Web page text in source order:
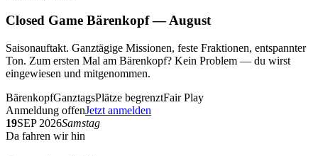
Closed Game Bärenkopf — August
Saisonauftakt. Ganztägige Missionen, feste Fraktionen, entspannter
Ton. Zum ersten Mal am Bärenkopf? Kein Problem — du wirst
eingewiesen und mitgenommen.
BärenkopfGanztagsPlätze begrenztFair Play
Anmeldung offenJetzt anmelden
19SEP 2026Samstag
Da fahren wir hin